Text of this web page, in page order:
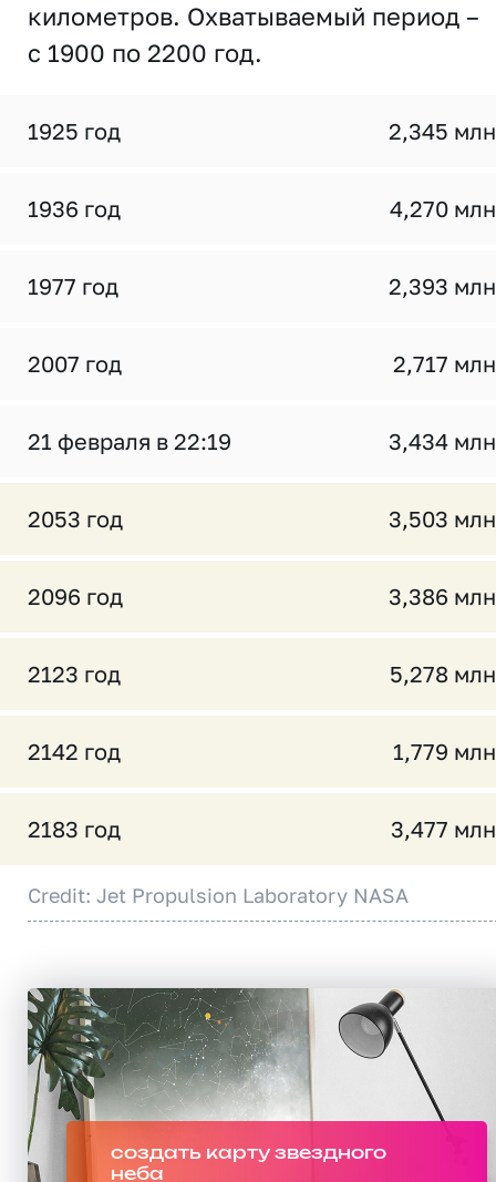
километров. Охватываемый период –
с 1900 по 2200 год.
1925 год 2,345
1936 год 4,270
1977 год 2,393
2007 год 2,717
21 февраля в 22:19 3,434
2053 год 3,503
2096 год 3,386
2123 год 5,278
2142 год 1,779
2183 год 3,477
Credit: Jet Propulsion Laboratory NASA
создать карту звездного
неба